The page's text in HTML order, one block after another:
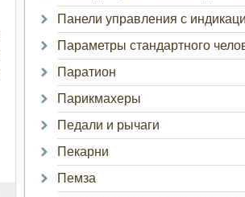
Панели управления с
Параметры стандартного
Паратион
Парикмахеры
Педали и рычаги
Пекарни
Пемза